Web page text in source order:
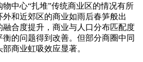
物中心“扎堆”传统商业区的情况有所
和近郊区的商业如雨后春笋般出
融合度提升，商业与人口分布匹配度
的问题得到改善。但部分商圈中同
商业虹吸效应显著。